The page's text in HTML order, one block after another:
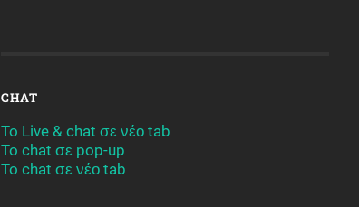
CHAT
To Live & chat σε νέο tab
To chat σε pop-up
To chat σε νέο tab